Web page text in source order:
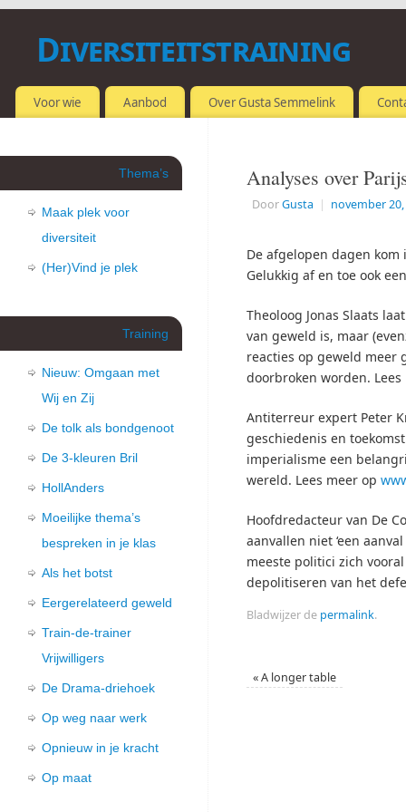
Diversiteitstraining
Voor wie Aanbod Over Gusta Semmelink
Analyses over
DoorGusta | november 20,
De afgelopen dagen
Gelukkig af en toe ook
Theoloog Jonas Slaats
van geweld is, maar
reacties op geweld meer
doorbroken worden.
Antiterreur expert Peter
geschiedenis en
imperialisme een
wereld. Lees meer op
Hoofdredacteur van De
aanvallen niet ‘een
meeste politici zich
depolitiseren van het
Bladwijzer de permalink.
«A longer table
Thema’s
Maak plek voor
diversiteit
(Her)Vind je plek
Training
Nieuw: Omgaan met
Wij en Zij
De tolk als bondgenoot
De 3-kleuren Bril
HollAnders
Moeilijke thema’s
bespreken in je klas
Als het botst
Eergerelateerd geweld
Train-de-trainer
Vrijwilligers
De Drama-driehoek
Op weg naar werk
Opnieuw in je kracht
Op maat